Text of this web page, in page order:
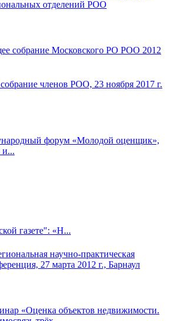
собрание Московского РО РОО 2012
форум «Молодой оценщик»,
и...
газете": «Н...
«Оценка объектов недвижимости.